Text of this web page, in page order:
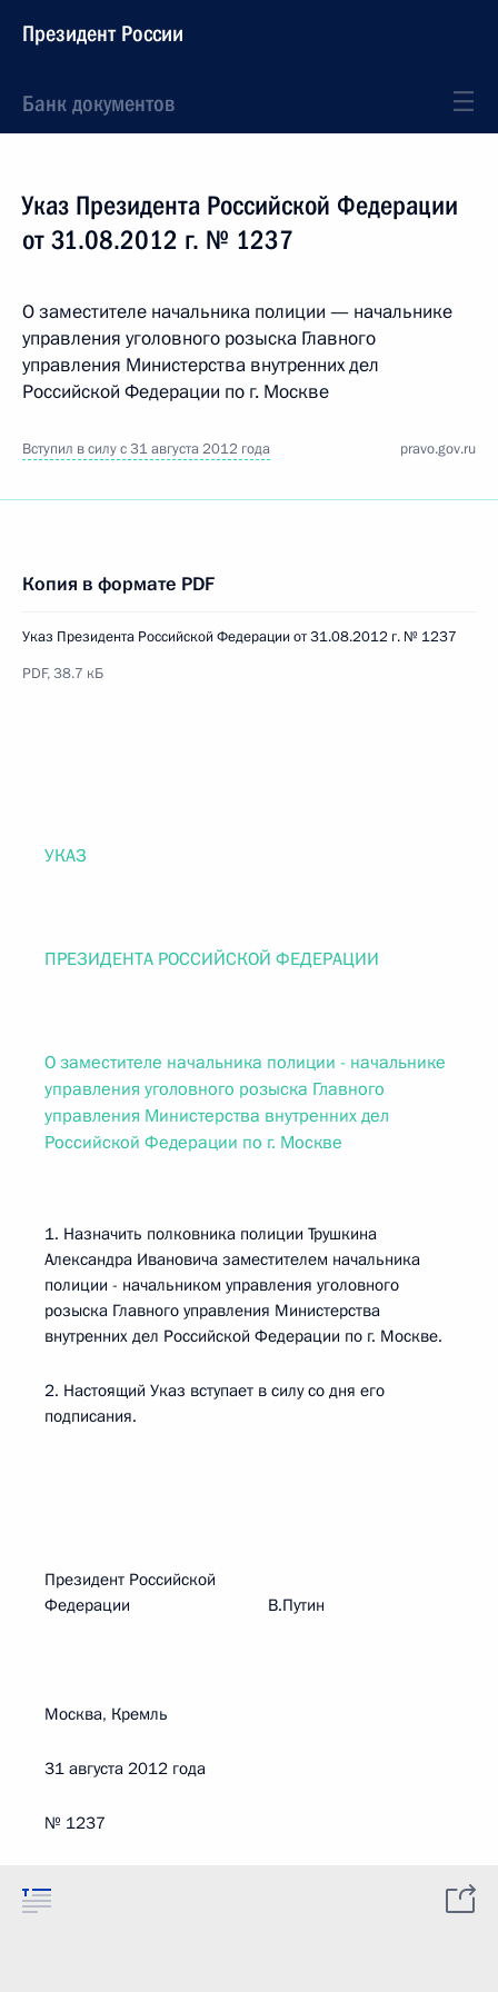
Президент России
Банк документов
Указ Президента Российской Федерации
от 31.08.2012 г. № 1237
О заместителе начальника полиции — начальнике
управления уголовного розыска Главного
управления Министерства внутренних дел
Российской Федерации по г. Москве
Вступил в силу с 31 августа 2012 года pravo.gov.ru
Копия в формате PDF
Указ Президента Российской Федерации от 31.08.2012 г. № 1237
PDF, 38.7 кБ
УКАЗ
ПРЕЗИДЕНТА РОССИЙСКОЙ ФЕДЕРАЦИИ
О заместителе начальника полиции - начальнике
управления уголовного розыска Главного
управления Министерства внутренних дел
Российской Федерации по г. Москве
1. Назначить полковника полиции Трушкина
Александра Ивановича заместителем начальника
полиции - начальником управления уголовного
розыска Главного управления Министерства
внутренних дел Российской Федерации по г. Москве.
2. Настоящий Указ вступает в силу со дня его
подписания.
Президент Российской
Федерации В.Путин
Москва, Кремль
31 августа 2012 года
№ 1237